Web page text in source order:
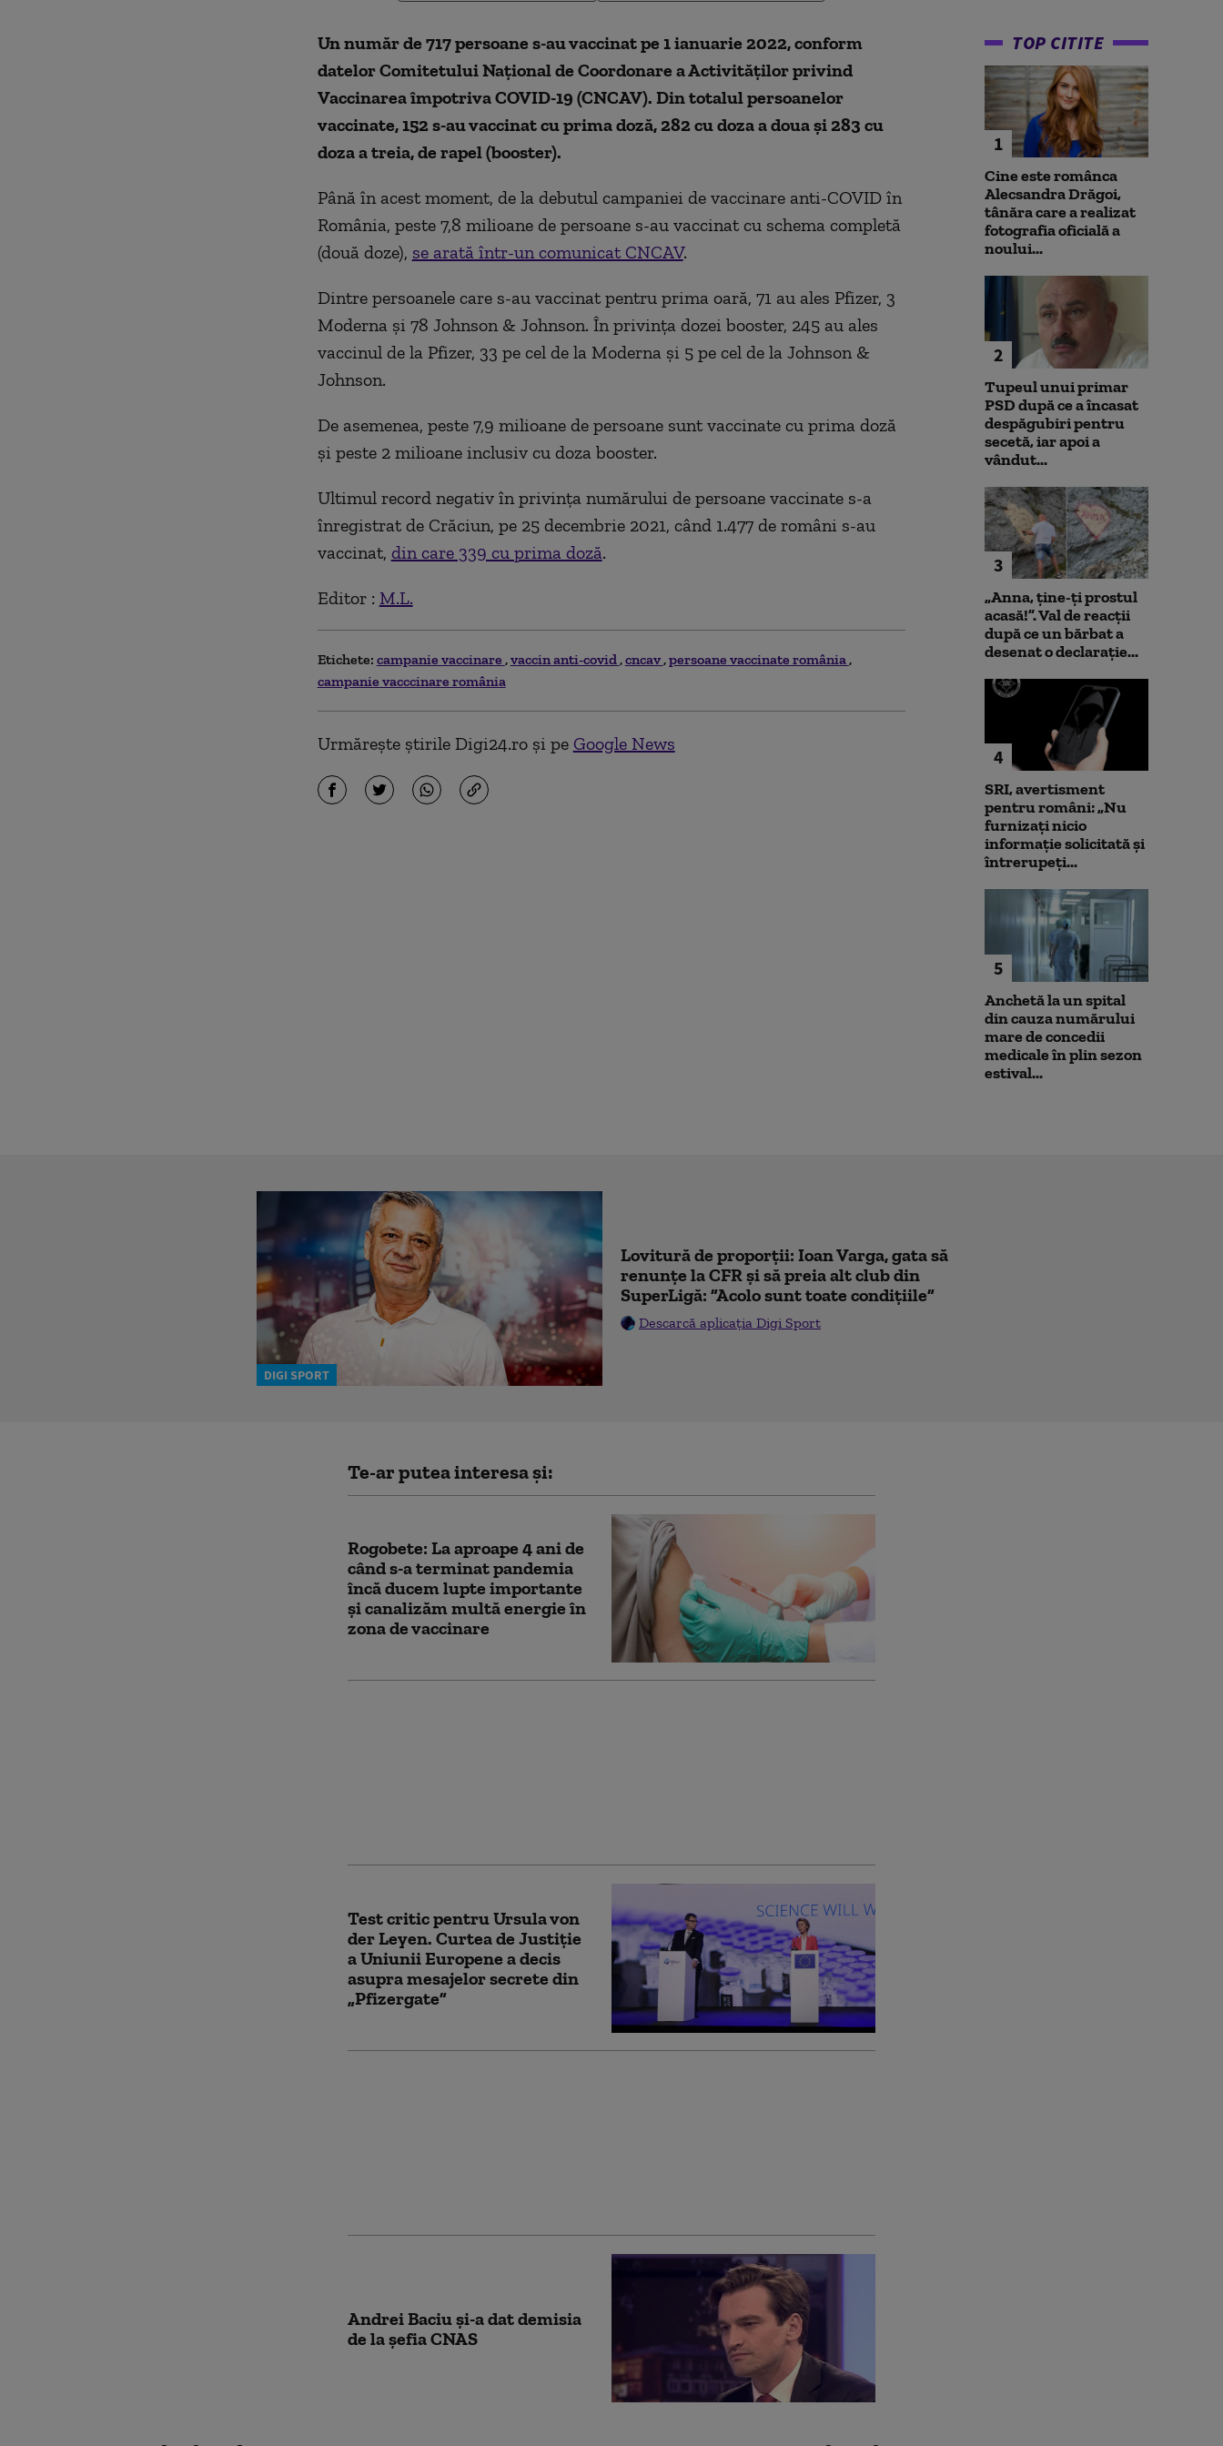
Un număr de 717 persoane s-au vaccinat pe 1 ianuarie 2022, conform
datelor Comitetului Naţional de Coordonare a Activităţilor privind
Vaccinarea împotriva COVID-19 (CNCAV). Din totalul persoanelor
vaccinate, 152 s-au vaccinat cu prima doză, 282 cu doza a doua şi 283 cu
doza a treia, de rapel (booster).
Până în acest moment, de la debutul campaniei de vaccinare anti-COVID în
România, peste 7,8 milioane de persoane s-au vaccinat cu schema completă
(două doze), se arată într-un comunicat CNCAV.
Dintre persoanele care s-au vaccinat pentru prima oară, 71 au ales Pfizer, 3
Moderna şi 78 Johnson & Johnson. În privinţa dozei booster, 245 au ales
vaccinul de la Pfizer, 33 pe cel de la Moderna şi 5 pe cel de la Johnson &
Johnson.
De asemenea, peste 7,9 milioane de persoane sunt vaccinate cu prima doză
şi peste 2 milioane inclusiv cu doza booster.
Ultimul record negativ în privinţa numărului de persoane vaccinate s-a
înregistrat de Crăciun, pe 25 decembrie 2021, când 1.477 de români s-au
vaccinat, din care 339 cu prima doză.
Editor : M.L.
Etichete: campanie vaccinare vaccin anti-covid cncav persoane vaccinate românia
campanie vacccinare românia
Urmărește știrile Digi24.ro și pe Google News
TOP CITITE
1
Cine este românca
Alecsandra Drăgoi,
tânăra care a realizat
fotografia oficială a
noului...
2
Tupeul unui primar
PSD după ce a încasat
despăgubiri pentru
secetă, iar apoi a
vândut...
3
„Anna, ţine-ţi prostul
acasă!”. Val de reacții
după ce un bărbat a
desenat o declarație...
4
SRI, avertisment
pentru români: „Nu
furnizați nicio
informație solicitată și
întrerupeți...
5
Anchetă la un spital
din cauza numărului
mare de concedii
medicale în plin sezon
estival...
DIGI SPORT
Lovitură de proporții: Ioan Varga, gata să
renunțe la CFR și să preia alt club din
SuperLigă: ”Acolo sunt toate condițiile”
Descarcă aplicația Digi Sport
Te-ar putea interesa și:
Rogobete: La aproape 4 ani de
când s-a terminat pandemia
încă ducem lupte importante
şi canalizăm multă energie în
zona de vaccinare
Test critic pentru Ursula von
der Leyen. Curtea de Justiție
a Uniunii Europene a decis
asupra mesajelor secrete din
„Pfizergate”
Andrei Baciu și-a dat demisia
de la șefia CNAS